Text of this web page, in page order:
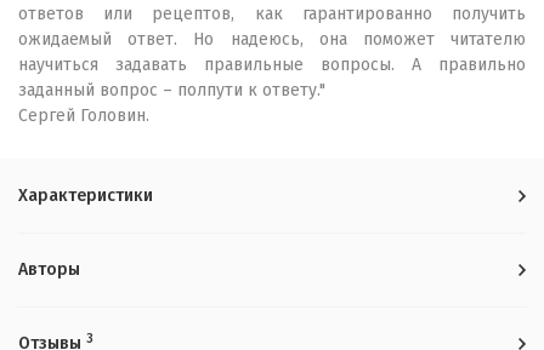
ответов или рецептов, как гарантированно получить
ожидаемый ответ. Но надеюсь, она поможет читателю
научиться задавать правильные вопросы. А правильно
заданный вопрос – полпути к ответу."
Сергей Головин.
Характеристики
Авторы
Отзывы 3